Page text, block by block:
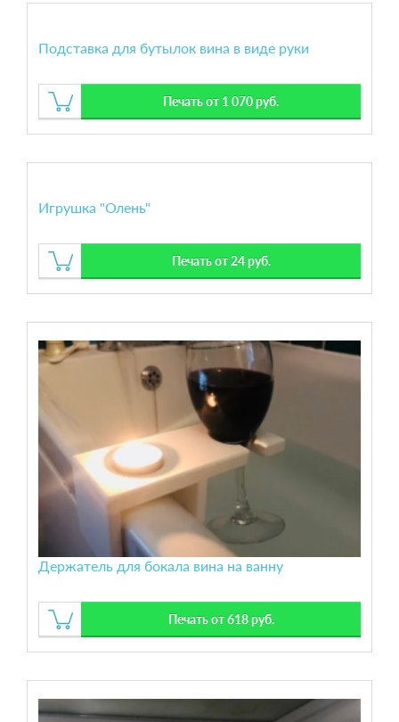
Подставка для бутылок вина в виде руки
Печать от 1 070 руб.
Игрушка "Олень"
Печать от 24 руб.
Держатель для бокала вина на ванну
Печать от 618 руб.